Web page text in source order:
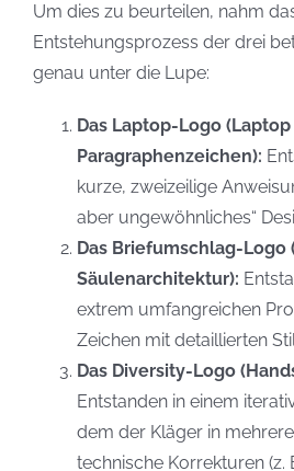
Um dies zu beurteilen, nahm
Entstehungsprozess der drei
genau unter die Lupe:
Das Laptop-Logo
Paragraphenzeichen):
kurze, zweizeilige
aber ungewöhnliches“
Das Briefumschlag-
Säulenarchitektur):
extrem umfangreichen
Zeichen mit detaillierten
Das Diversity-Logo
Entstanden in einem
dem der Kläger in
technische Korrekturen (z.